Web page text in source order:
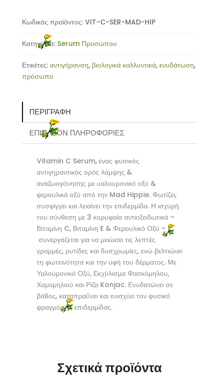
Υαλουρονικό
-
C
Serum-
Hippie
30ml
ποσότητα
Κωδικός προϊόντος: VIT-C-SER-MAD-HIP
Κατηγορία: Serum Προσώπου
Ετικέτες: αντιγήρανση, βιολογικά καλλυντικά, ενυδάτωση,
πρόσωπο
ΠΕΡΙΓΡΑΦΉ
ΕΠΙΠΛΈΟΝ ΠΛΗΡΟΦΟΡΊΕΣ
Vitamin C Serum, ένας φυσικός
αντιγηραντικός ορός λάμψης &
αναζωογόνησης με υαλουρονικό οξύ &
φερουλικό οξύ από την Mad Hippie. Φωτίζει,
συσφίγγει και λειαίνει την επιδερμίδα. Η ισχυρή
του σύνθεση με 3 κορυφαία αντιοξειδωτικά –
Βιταμίνη C, Βιταμίνη E & Φερουλικό Οξύ –
συνεργάζεται για να μειώσει τις λεπτές
γραμμές, ρυτίδες και δυσχρωμίες, ενώ βελτιώνει
τη φωτεινότητα και την υφή του δέρματος. Με
Υαλουρονικό Οξύ, Εκχύλισμα Φασκόμηλου,
Χαμομηλιού και Ρίζα Konjac. Ενυδατώνει σε
βάθος, καταπραΰνει και ενισχύει τον φυσικό
φραγμό της επιδερμίδας.
Σχετικά προϊόντα